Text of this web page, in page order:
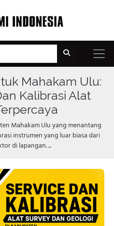
Mahakam Ulu:
Kalibrasi Alat
Mahakam Ulu yang menantang
instrumen yang luar biasa dari
di lapangan. ...